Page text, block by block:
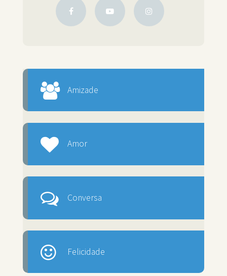
Amizade
Amor
Conversa
Felicidade